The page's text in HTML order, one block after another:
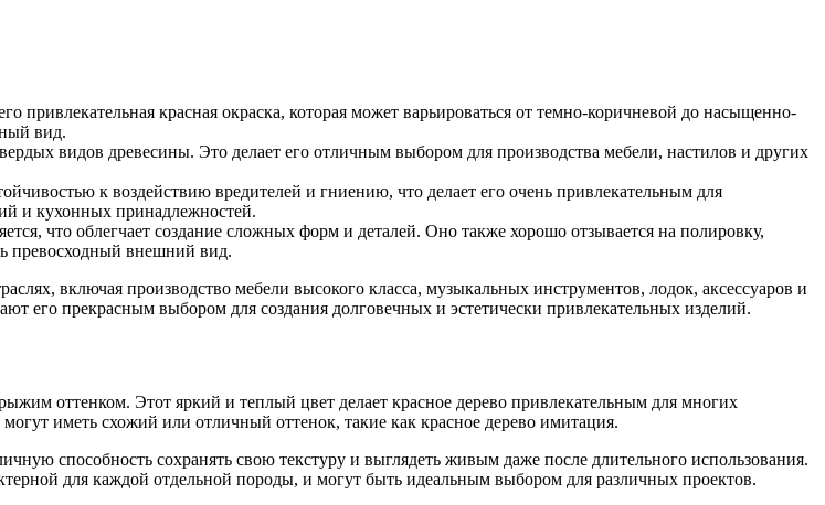
привлекательная красная окраска, которая может варьироваться от темно-коричневой до насыщенно-
вид.
видов древесины. Это делает его отличным выбором для производства мебели, настилов и других
к воздействию вредителей и гниению, что делает его очень привлекательным для
и кухонных принадлежностей.
что облегчает создание сложных форм и деталей. Оно также хорошо отзывается на полировку,
превосходный внешний вид.
включая производство мебели высокого класса, музыкальных инструментов, лодок, аксессуаров и
его прекрасным выбором для создания долговечных и эстетически привлекательных изделий.
оттенком. Этот яркий и теплый цвет делает красное дерево привлекательным для многих
иметь схожий или отличный оттенок, такие как красное дерево имитация.
способность сохранять свою текстуру и выглядеть живым даже после длительного использования.
для каждой отдельной породы, и могут быть идеальным выбором для различных проектов.